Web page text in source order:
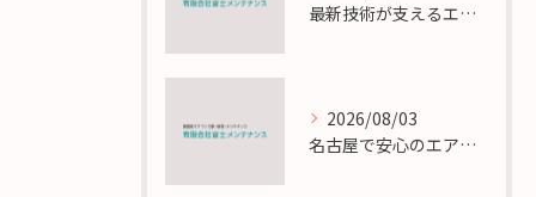
最新技術が支えるエアコン工事の匠の技術解説
2026/08/03
名古屋で安心のエアコン工事と定期メンテナンスの重要性